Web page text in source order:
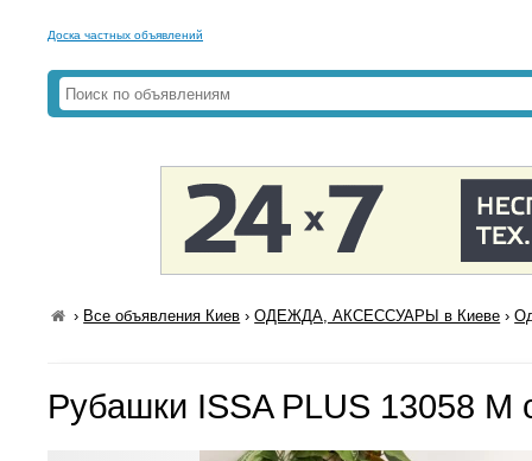
Доска частных объявлений
› Все объявления Киев ›ОДЕЖДА, АКСЕССУАРЫ в Киеве ›
Рубашки ISSA PLUS 13058 M